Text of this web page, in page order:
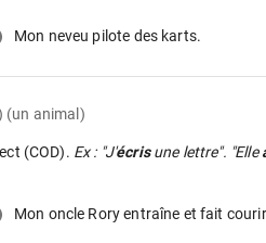
Mon neveu pilote des karts.
(un animal)
(COD). Ex : "J'écrisune lettre". "Elle
Mon oncle Rory entraîne et fait